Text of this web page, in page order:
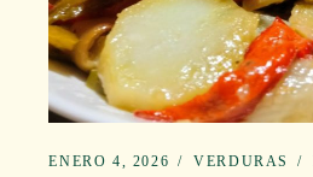
ENERO 4, 2026 VERDURAS